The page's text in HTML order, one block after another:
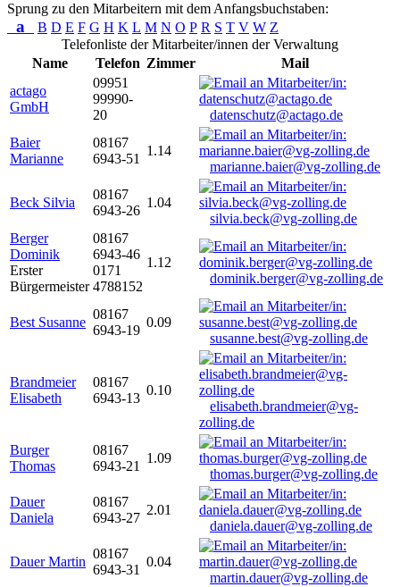
Sprung zu den Mitarbeitern mit dem Anfangsbuchstaben:
a B D E F G H K L M N O P R S T V W Z
Telefonliste der Mitarbeiter/innen der Verwaltung
Name
Telefon Zimmer
Mail
actago
GmbH
09951
99990-
20
datenschutz@actago.de
Baier
Marianne
08167
6943-51
1.14
marianne.baier@vg-zolling.de
Beck Silvia
08167
6943-26
1.04
silvia.beck@vg-zolling.de
Berger
Dominik
Erster
Bürgermeister
08167
6943-46
0171
4788152
1.12
dominik.berger@vg-zolling.de
Best Susanne
08167
6943-19
0.09
susanne.best@vg-zolling.de
Brandmeier
Elisabeth
08167
6943-13
0.10
elisabeth.brandmeier@vg-
zolling.de
Burger
Thomas
08167
6943-21
1.09
thomas.burger@vg-zolling.de
Dauer
Daniela
08167
6943-27
2.01
daniela.dauer@vg-zolling.de
Dauer Martin
08167
6943-31
0.04
martin.dauer@vg-zolling.de